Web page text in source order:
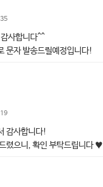
사합니다^^
문자 발송드릴예정입니다!
감사합니다!
렸으니, 확인 부탁드립니다 ♥